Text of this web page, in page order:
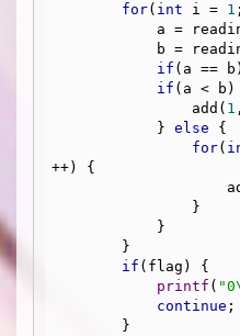
for( int i = 1
if (a ==
if (a < b)
                add(
1
            }
else {
for(
++) {
if (flag) {
printf (
continue ;